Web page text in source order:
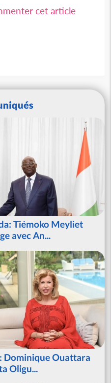
cet article
Tiémoko Meyliet
avec An...
Dominique Ouattara
Oligu...